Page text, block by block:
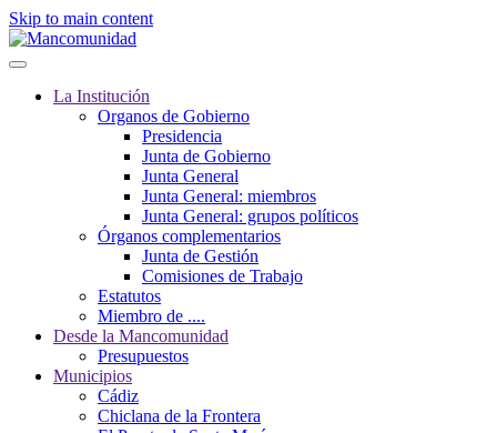
Skip to main content
La Institución
Organos de Gobierno
Presidencia
Junta de Gobierno
Junta General
Junta General: miembros
Junta General: grupos políticos
Órganos complementarios
Junta de Gestión
Comisiones de Trabajo
Estatutos
Miembro de ....
Desde la Mancomunidad
Presupuestos
Municipios
Cádiz
Chiclana de la Frontera